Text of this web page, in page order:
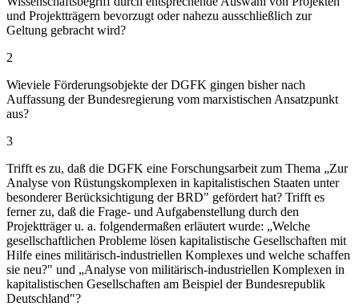
und Projektträgern bevorzugt oder nahezu ausschließlich zur
Geltung gebracht wird?
2
Wieviele Förderungsobjekte der DGFK gingen bisher nach
Auffassung der Bundesregierung vom marxistischen Ansatzpunkt
aus?
3
Trifft es zu, daß die DGFK eine Forschungsarbeit zum Thema „Zur
Analyse von Rüstungskomplexen in kapitalistischen Staaten unter
besonderer Berücksichtigung der BRD" gefördert hat? Trifft es
ferner zu, daß die Frage- und Aufgabenstellung durch den
Projektträger u. a. folgendermaßen erläutert wurde: „Welche
gesellschaftlichen Probleme lösen kapitalistische Gesellschaften mit
Hilfe eines militärisch-industriellen Komplexes und welche schaffen
sie neu?" und „Analyse von militärisch-industriellen Komplexen in
kapitalistischen Gesellschaften am Beispiel der Bundesrepublik
Deutschland"?